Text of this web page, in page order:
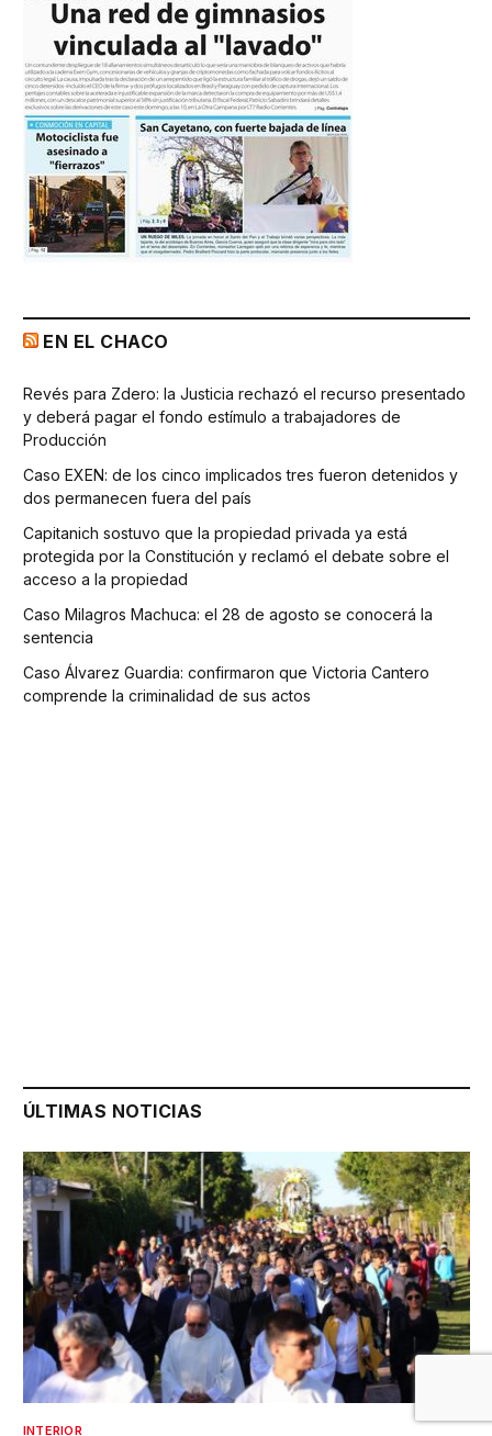
EN EL CHACO
Revés para Zdero: la Justicia rechazó el recurso presentado
y deberá pagar el fondo estímulo a trabajadores de
Producción
Caso EXEN: de los cinco implicados tres fueron detenidos y
dos permanecen fuera del país
Capitanich sostuvo que la propiedad privada ya está
protegida por la Constitución y reclamó el debate sobre el
acceso a la propiedad
Caso Milagros Machuca: el 28 de agosto se conocerá la
sentencia
Caso Álvarez Guardia: confirmaron que Victoria Cantero
comprende la criminalidad de sus actos
ÚLTIMAS NOTICIAS
INTERIOR